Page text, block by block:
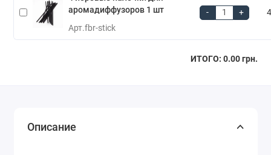
аромадиффузоров 1 шт
Арт.fbr-stick
- +
ИТОГО: 0.00 грн.
Описание